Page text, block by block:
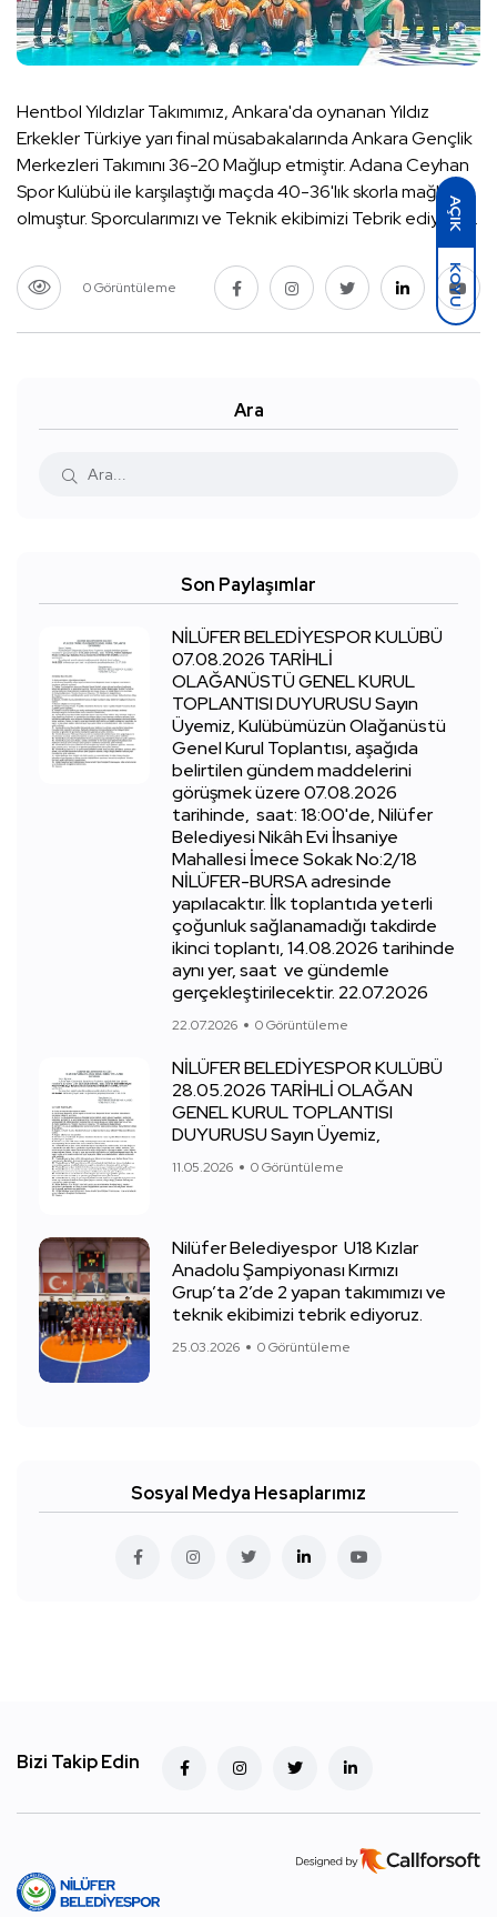
AÇIK
KOYU
Hentbol Yıldızlar Takımımız, Ankara'da oynanan Yıldız
Erkekler Türkiye yarı final müsabakalarında Ankara Gençlik
Merkezleri Takımını 36-20 Mağlup etmiştir. Adana Ceyhan
Spor Kulübü ile karşılaştığı maçda 40-36'lık skorla mağlup
olmuştur. Sporcularımızı ve Teknik ekibimizi Tebrik ediyoruz.
0 Görüntüleme
Ara
Son Paylaşımlar
NİLÜFER BELEDİYESPOR KULÜBÜ
07.08.2026 TARİHLİ
OLAĞANÜSTÜ GENEL KURUL
TOPLANTISI DUYURUSU Sayın
Üyemiz, Kulübümüzün Olağanüstü
Genel Kurul Toplantısı, aşağıda
belirtilen gündem maddelerini
görüşmek üzere 07.08.2026
tarihinde, saat: 18:00'de, Nilüfer
Belediyesi Nikâh Evi İhsaniye
Mahallesi İmece Sokak No:2/18
NİLÜFER-BURSA adresinde
yapılacaktır. İlk toplantıda yeterli
çoğunluk sağlanamadığı takdirde
ikinci toplantı, 14.08.2026 tarihinde
aynı yer, saat ve gündemle
gerçekleştirilecektir. 22.07.2026
22.07.2026 0 Görüntüleme
NİLÜFER BELEDİYESPOR KULÜBÜ
28.05.2026 TARİHLİ OLAĞAN
GENEL KURUL TOPLANTISI
DUYURUSU Sayın Üyemiz,
11.05.2026 0 Görüntüleme
Nilüfer Belediyespor U18 Kızlar
Anadolu Şampiyonası Kırmızı
Grup’ta 2’de 2 yapan takımımızı ve
teknik ekibimizi tebrik ediyoruz.
25.03.2026 0 Görüntüleme
Sosyal Medya Hesaplarımız
Bizi Takip Edin